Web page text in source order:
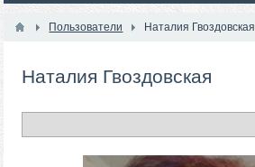
Пользователи Наталия Гвоздовская
Наталия Гвоздовская